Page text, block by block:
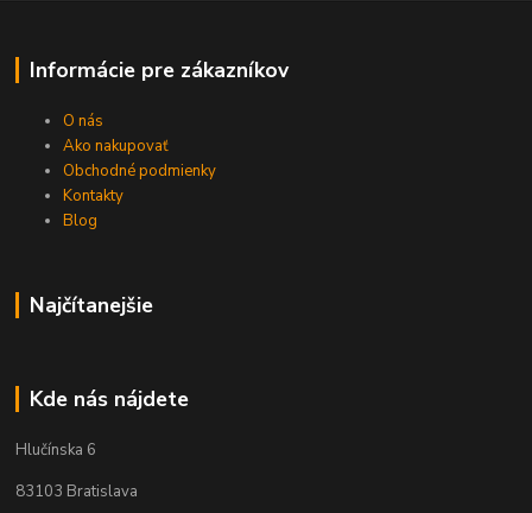
Informácie pre zákazníkov
O nás
Ako nakupovať
Obchodné podmienky
Kontakty
Blog
Najčítanejšie
Kde nás nájdete
Hlučínska 6
83103 Bratislava